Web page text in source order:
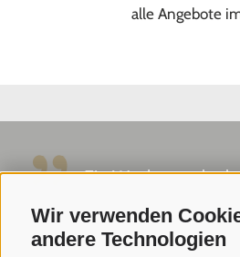
Wir verwenden
andere Technologien
alle Angebote
Ein Wochenende
und herzlichen
ausgezeichnetes Zimmer ...